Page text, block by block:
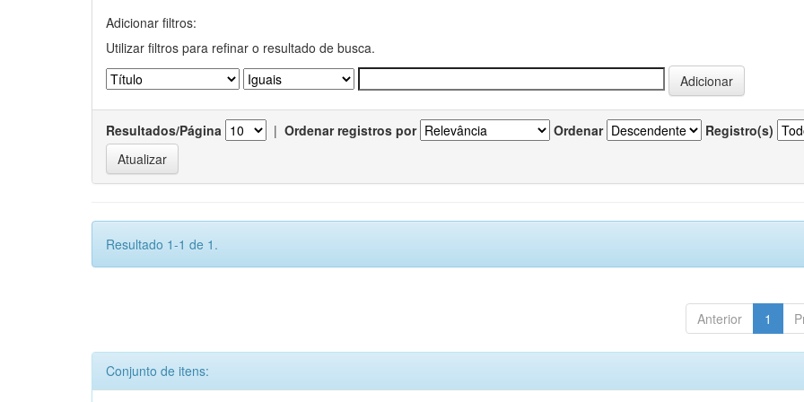
Adicionar filtros:
Utilizar filtros para refinar o resultado de busca.
Resultados/Página | Ordenar registros por Ordenar Registro(s)
Resultado 1-1 de 1.
Anterior 1
Conjunto de itens: